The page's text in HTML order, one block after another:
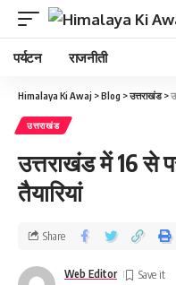
पर्यटन राजनीती
Himalaya Ki Awaj >Blog >उत्तराखंड>
उत्तराखंड
उत्तराखंड में 16 से
तैयारियां
Web Editor
Share